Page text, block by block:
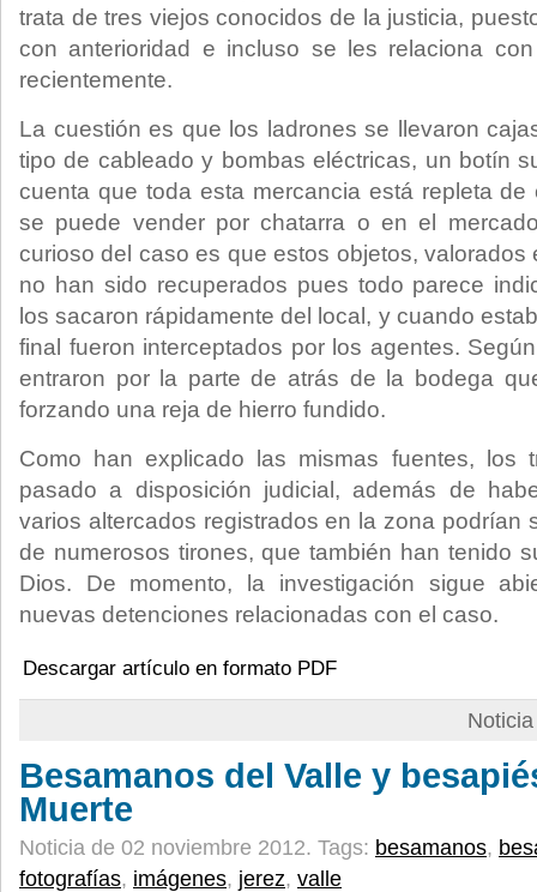
trata de tres viejos conocidos de la justicia,
con anterioridad e incluso se les relaciona
recientemente.
La cuestión es que los ladrones se llevaron
tipo de cableado y bombas eléctricas, un botín
cuenta que toda esta mercancia está repleta
se puede vender por chatarra o en el
curioso del caso es que estos objetos, valorados
no han sido recuperados pues todo parece
los sacaron rápidamente del local, y cuando
final fueron interceptados por los agentes.
entraron por la parte de atrás de la bodega
forzando una reja de hierro fundido.
Como han explicado las mismas fuentes, los
pasado a disposición judicial, además de
varios altercados registrados en la zona podrían
de numerosos tirones, que también han tenido
Dios. De momento, la investigación sigue
nuevas detenciones relacionadas con el caso.
Descargar artículo en formato PDF
Besamanos del Valle y
Muerte
Noticia de 02 noviembre 2012. Tags: besamanos,
fotografías, imágenes, jerez, valle